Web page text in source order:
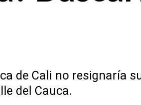
de Cali no resignaría
del Cauca.